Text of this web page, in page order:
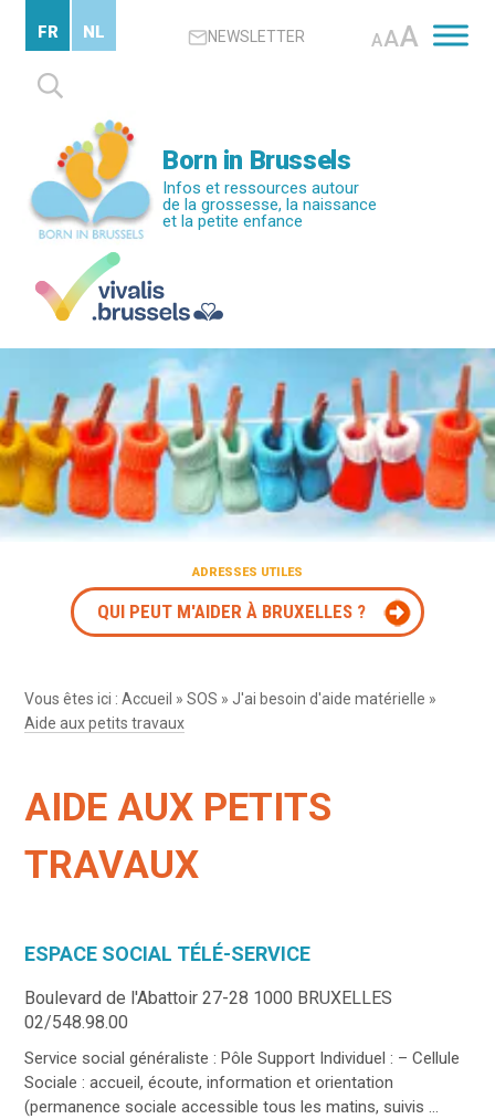
contenu
principal
NEWSLETTER AAA
Rechercher :
FR NL
Born in Brussels
Infos et ressources autour
de la grossesse, la naissance
et la petite enfance
ADRESSES UTILES
QUI PEUT M'AIDER À BRUXELLES ?
Vous êtes ici :Accueil »SOS » J'ai besoin d'aide matérielle »
Aide aux petits travaux
AIDE AUX PETITS
TRAVAUX
ESPACE SOCIAL TÉLÉ-SERVICE
Boulevard de l'Abattoir 27-28 1000 BRUXELLES
02/548.98.00
Service social généraliste : Pôle Support Individuel : – Cellule
Sociale : accueil, écoute, information et orientation
(permanence sociale accessible tous les matins, suivis ...